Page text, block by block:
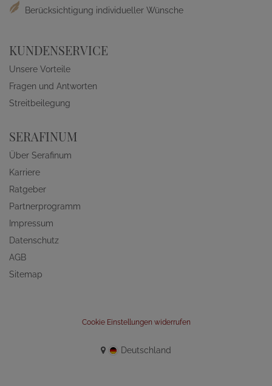
Berücksichtigung individueller Wünsche
KUNDENSERVICE
Unsere Vorteile
Fragen und Antworten
Streitbeilegung
SERAFINUM
Über Serafinum
Karriere
Ratgeber
Partnerprogramm
Impressum
Datenschutz
AGB
Sitemap
Cookie Einstellungen widerrufen
Deutschland